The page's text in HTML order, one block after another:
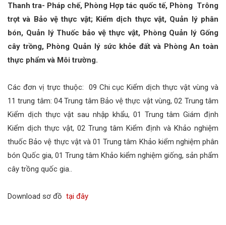
Thanh tra- Pháp chế, Phòng Hợp tác quốc tế, Phòng Trông
trọt và Bảo vệ thực vật; Kiểm dịch thực vật, Quản lý phân
bón, Quản lý Thuốc bảo vệ thực vật, Phòng Quản lý Gống
cây trồng, Phòng Quản lý sức khỏe đất và Phòng An toàn
thực phẩm và Môi trường.
Các đơn vị trực thuộc: 09 Chi cục Kiểm dịch thực vật vùng và
11 trung tâm: 04 Trung tâm Bảo vệ thực vật vùng, 02 Trung tâm
Kiểm dịch thực vật sau nhập khẩu, 01 Trung tâm Giám định
Kiểm dịch thực vật, 02 Trung tâm Kiểm định và Khảo nghiệm
thuốc Bảo vệ thực vật và 01 Trung tâm Khảo kiểm nghiệm phân
bón Quốc gia, 01 Trung tâm Khảo kiểm nghiệm giống, sản phẩm
cây trồng quốc gia..
Download sơ đồ tại đây